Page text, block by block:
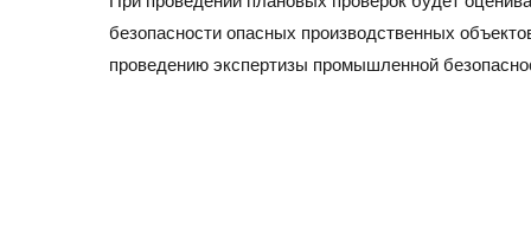
+7 (495) 260-11-47 info@srg-eco.ru
безопасности опасных производственных
проведению экспертизы промышленной